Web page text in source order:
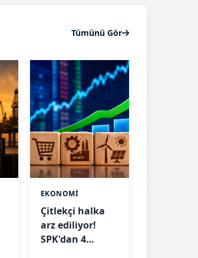
Tümünü Gör
EKONOMİ
Çitlekçi halka
arz ediliyor!
SPK'dan 4